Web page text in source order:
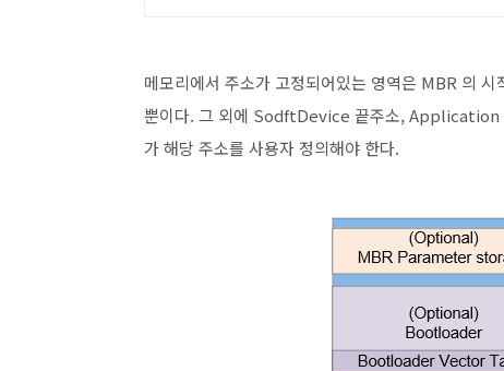
메모리에서 주소가 고정되어있는 영역은 MBR 의
뿐이다. 그 외에 SodftDevice 끝주소, Application
가 해당 주소를 사용자 정의해야 한다.